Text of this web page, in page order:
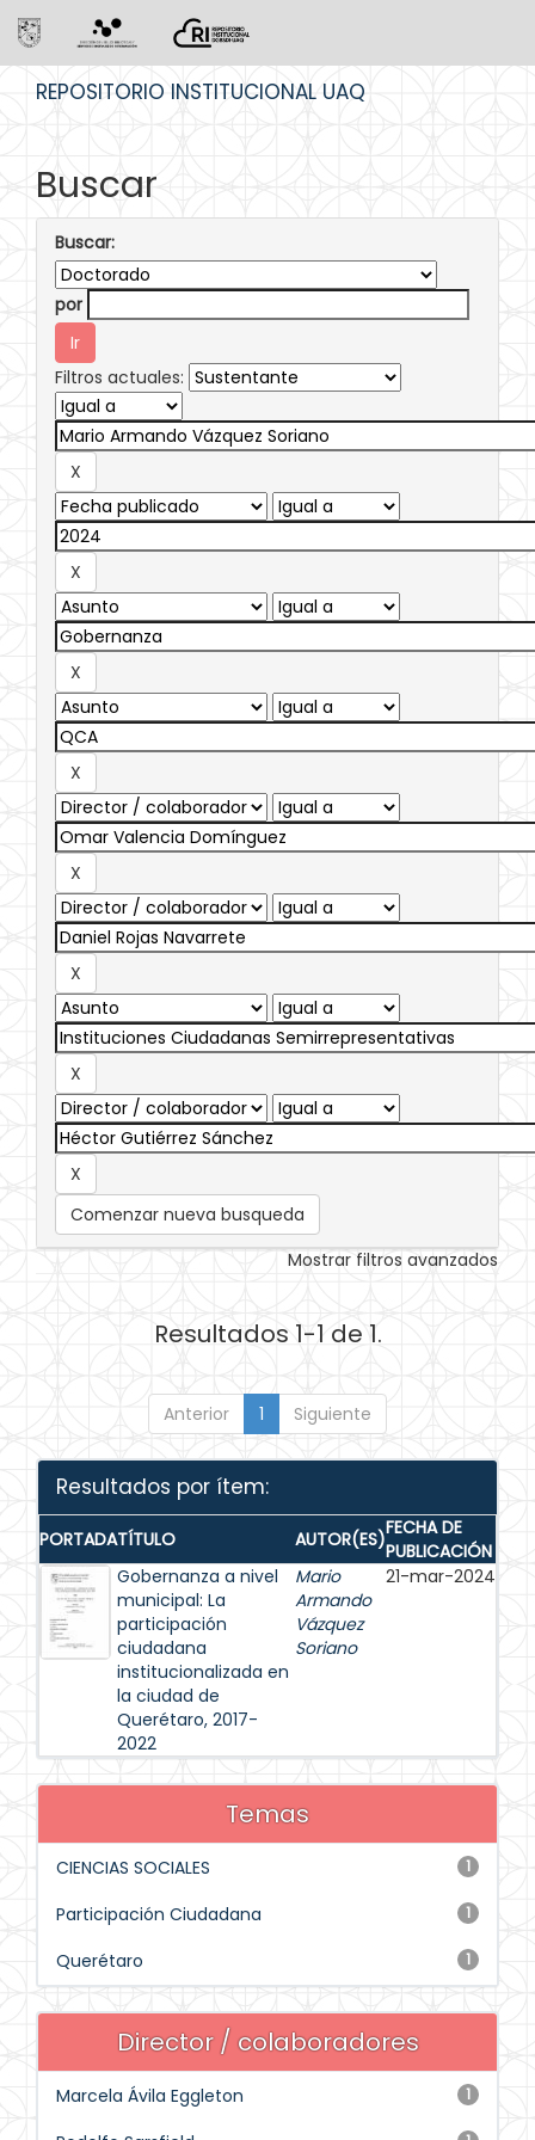
REPOSITORIO INSTITUCIONAL UAQ
Buscar
Buscar:
por
Filtros actuales:
Comenzar nueva busqueda
Mostrar filtros avanzados
Resultados 1-1 de 1.
Anterior 1 Siguiente
Resultados por ítem:
PORTADATÍTULO AUTOR(ES)FECHA DE
PUBLICACIÓN
Gobernanza a nivel
municipal: La
participación
ciudadana
institucionalizada en
la ciudad de
Querétaro, 2017-
2022
Mario
Armando
Vázquez
Soriano
21-mar-2024
Temas
1
CIENCIAS SOCIALES
1
Participación Ciudadana
1
Querétaro
Director / colaboradores
1
Marcela Ávila Eggleton